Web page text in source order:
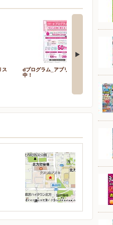
ス
dプログラム_アプリクーポン配信
中！